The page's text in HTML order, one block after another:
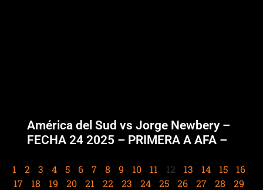
América del Sud vs Jorge Newbery –
FECHA 24 2025 – PRIMERA A AFA –
1 2 3 4 5 6 7 8 9 10 11 12 13 14 15
16
17
18 19 20 21 22 23 24 25 26 27 28
29